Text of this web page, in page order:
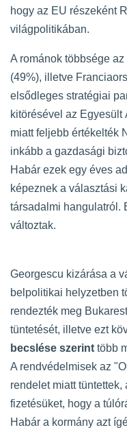
hogy az EU részeként
világpolitikában.
A románok többsége
(49%), illetve
elsődleges stratégiai
kitörésével az
miatt feljebb értékelték
inkább a gazdasági
Habár ezek egy éves
képeznek a választási
társadalmi hangulatról.
változtak.
Georgescu kizárása a
belpolitikai helyzetben
rendezték meg
tüntetését, illetve ezt
becslése szerint több
A rendvédelmisek az
rendelet miatt
fizetésüket, hogy a
Habár a kormány azt